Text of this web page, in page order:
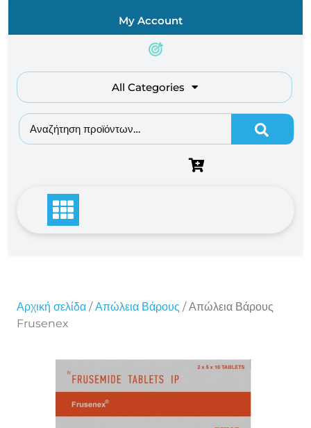
My Account
All Categories
Αναζήτηση για:
Αρχική σελίδα /Απώλεια Βάρους / Απώλεια Βάρους
Frusenex